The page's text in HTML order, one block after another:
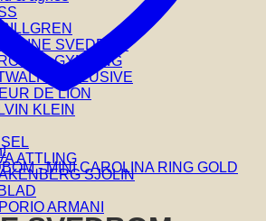
SVEDBOM
GYNNING
EXCLUSIVE
DE LION
KLEIN
ATTLING
SJÖLIN
ARMANI